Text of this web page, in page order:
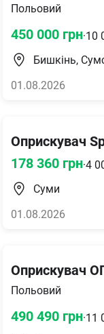
Польовий
450 000 грн·10
Бишкінь,
01.08.2026
Оприскувач
178 360 грн·4
Суми
01.08.2026
Оприскувач
Польовий
490 490 грн·11